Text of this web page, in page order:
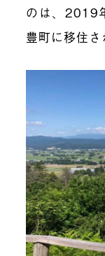
のは、2019
豊町に移住さ